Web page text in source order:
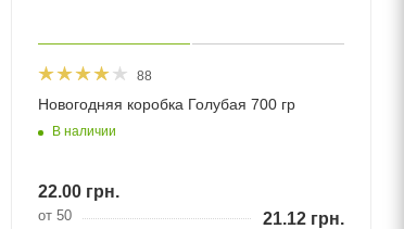
88
Новогодняя коробка Голубая 700 гр
В наличии
22.00грн.
от 50 21.12грн.